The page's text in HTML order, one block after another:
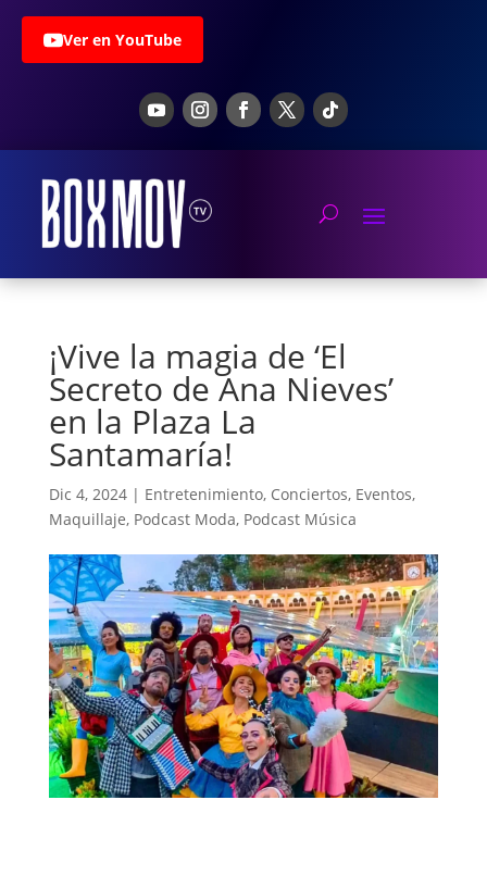
Ver en YouTube
¡Vive la magia de ‘El
Secreto de Ana Nieves’
en la Plaza La
Santamaría!
Dic 4, 2024| Entretenimiento, Conciertos, Eventos,
Maquillaje, Podcast Moda, Podcast Música